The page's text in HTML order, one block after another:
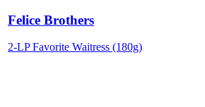
Felice Brothers
2-LP Favorite Waitress (180g)